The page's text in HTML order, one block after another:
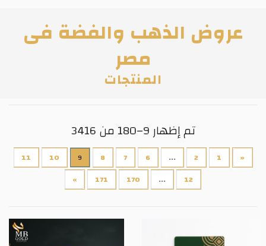
عروض الذهب والفضة فى
مصر
المنتجات
تم إظهار 9–180 من 3416
«
1
2
...
6
7
8
9
10
11
12
...
170
171
»